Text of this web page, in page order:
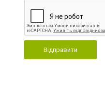
Відправити